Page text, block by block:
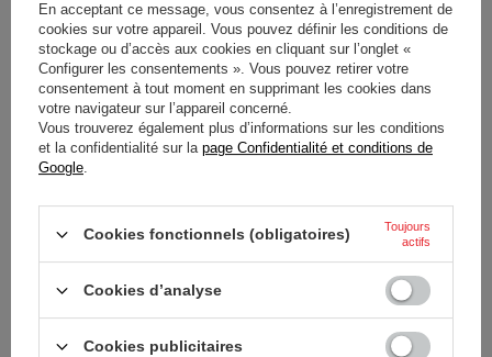
BULLETIN D'INFORMATION
Restez informé(e) et inscrivez-vous à notre
Saisissez votre nom
En acceptant ce message, vous consentez à l’enregistrement de
cookies sur votre appareil. Vous pouvez définir les conditions de
stockage ou d’accès aux cookies en cliquant sur l’onglet «
Configurer les consentements ». Vous pouvez retirer votre
consentement à tout moment en supprimant les cookies dans
votre navigateur sur l’appareil concerné.
Vous trouverez également plus d’informations sur les conditions
et la confidentialité sur la page Confidentialité et conditions de
Google.
Cookies fonctionnels (obligatoires)
Toujours
actifs
Cookies d’analyse
Cookies publicitaires